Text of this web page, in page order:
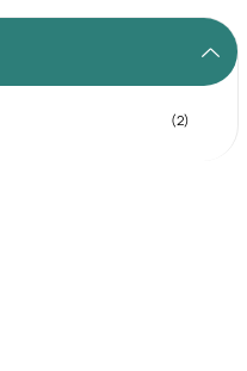
(2)